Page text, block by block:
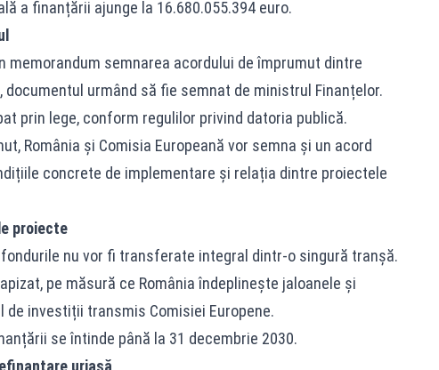
a finanțării ajunge la 16.680.055.394 euro.
memorandum semnarea acordului de împrumut dintre
documentul urmând să fie semnat de ministrul Finanțelor.
prin lege, conform regulilor privind datoria publică.
România și Comisia Europeană vor semna și un acord
concrete de implementare și relația dintre proiectele
proiecte
fondurile nu vor fi transferate integral dintr-o singură tranșă.
pe măsură ce România îndeplinește jaloanele și
de investiții transmis Comisiei Europene.
se întinde până la 31 decembrie 2030.
uriașă